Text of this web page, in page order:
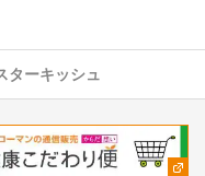
ターキッシュ